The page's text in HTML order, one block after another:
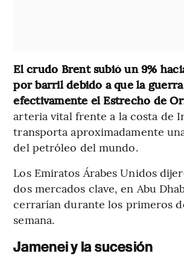
El crudo Brent subió un 9%
por barril debido a que la
efectivamente el Estrecho de
arteria vital frente a la costa de
transporta aproximadamente
del petróleo del mundo.
Los Emiratos Árabes Unidos
dos mercados clave, en Abu
cerrarían durante los primeros
semana.
Jamenei y la sucesión